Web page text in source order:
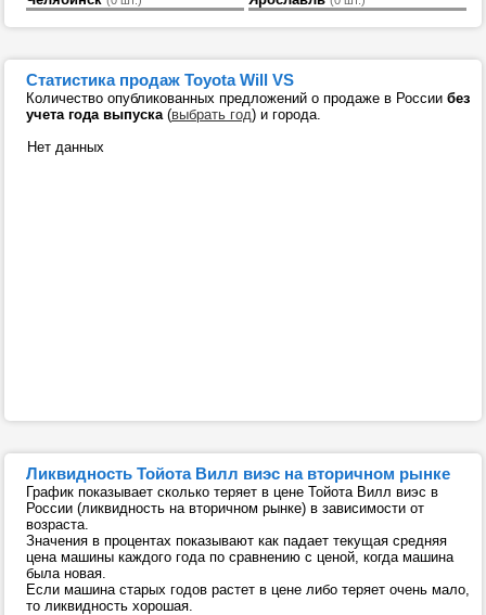
Статистика продаж Toyota Will VS
Количество опубликованных предложений о продаже в России без
учета года выпуска(выбрать год) и города.
Нет данных
Ликвидность Тойота Вилл виэс на вторичном рынке
График показывает сколько теряет в цене Тойота Вилл виэс в
России (ликвидность на вторичном рынке) в зависимости от
возраста.
Значения в процентах показывают как падает текущая средняя
цена машины каждого года по сравнению с ценой, когда машина
была новая.
Если машина старых годов растет в цене либо теряет очень мало,
то ликвидность хорошая.